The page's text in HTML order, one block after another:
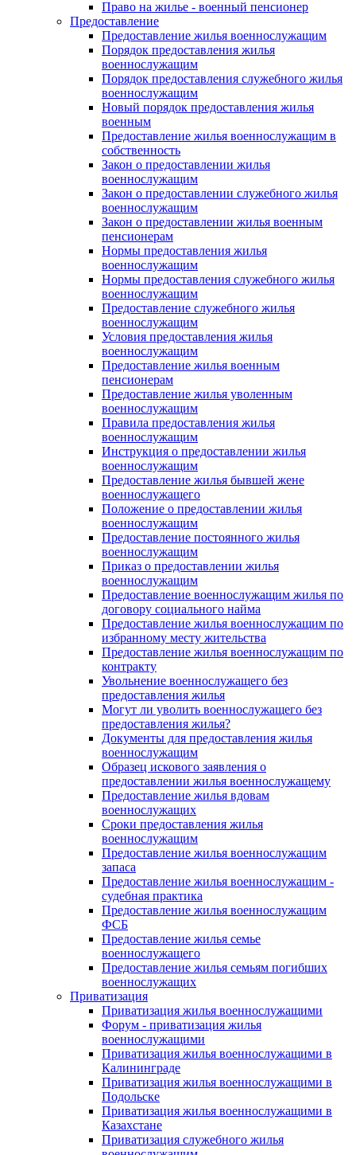
Право на жилье - военный пенсионер
Предоставление
Предоставление жилья военнослужащим
Порядок предоставления жилья
военнослужащим
Порядок предоставления служебного жилья
военнослужащим
Новый порядок предоставления жилья
военным
Предоставление жилья военнослужащим в
собственность
Закон о предоставлении жилья
военнослужащим
Закон о предоставлении служебного жилья
военнослужащим
Закон о предоставлении жилья военным
пенсионерам
Нормы предоставления жилья
военнослужащим
Нормы предоставления служебного жилья
военнослужащим
Предоставление служебного жилья
военнослужащим
Условия предоставления жилья
военнослужащим
Предоставление жилья военным
пенсионерам
Предоставление жилья уволенным
военнослужащим
Правила предоставления жилья
военнослужащим
Инструкция о предоставлении жилья
военнослужащим
Предоставление жилья бывшей жене
военнослужащего
Положение о предоставлении жилья
военнослужащим
Предоставление постоянного жилья
военнослужащим
Приказ о предоставлении жилья
военнослужащим
Предоставление военнослужащим жилья по
договору социального найма
Предоставление жилья военнослужащим по
избранному месту жительства
Предоставление жилья военнослужащим по
контракту
Увольнение военнослужащего без
предоставления жилья
Могут ли уволить военнослужащего без
предоставления жилья?
Документы для предоставления жилья
военнослужащим
Образец искового заявления о
предоставлении жилья военнослужащему
Предоставление жилья вдовам
военнослужащих
Сроки предоставления жилья
военнослужащим
Предоставление жилья военнослужащим
запаса
Предоставление жилья военнослужащим -
судебная практика
Предоставление жилья военнослужащим
ФСБ
Предоставление жилья семье
военнослужащего
Предоставление жилья семьям погибших
военнослужащих
Приватизация
Приватизация жилья военнослужащими
Форум - приватизация жилья
военнослужащими
Приватизация жилья военнослужащими в
Калининграде
Приватизация жилья военнослужащими в
Подольске
Приватизация жилья военнослужащими в
Казахстане
Приватизация служебного жилья